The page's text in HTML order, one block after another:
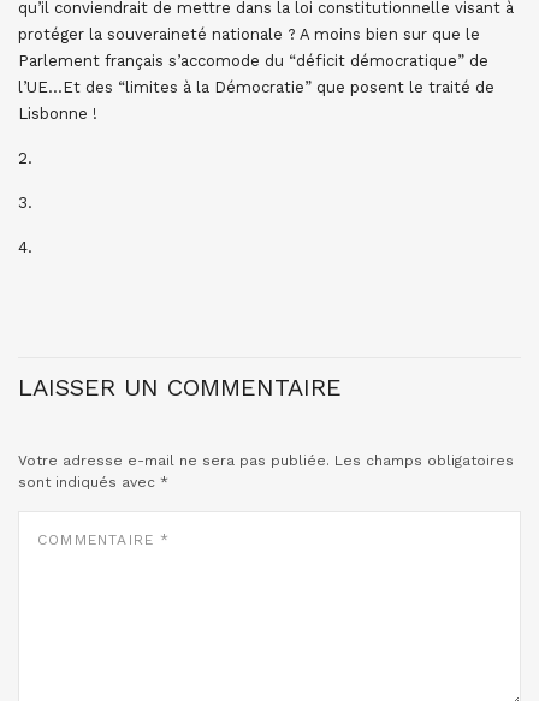
qu’il conviendrait de mettre dans la loi constitutionnelle visant à
protéger la souveraineté nationale ? A moins bien sur que le
Parlement français s’accomode du “déficit démocratique” de
l’UE…Et des “limites à la Démocratie” que posent le traité de
Lisbonne !
2.
3.
4.
LAISSER UN COMMENTAIRE
Votre adresse e-mail ne sera pas publiée. Les champs obligatoires
sont indiqués avec *